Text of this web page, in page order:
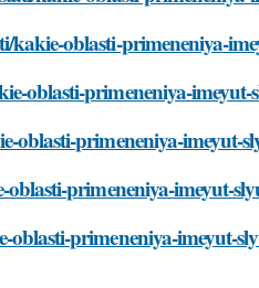
kakie-oblasti-primeneniya-
oblasti-primeneniya-imeyut-
oblasti-primeneniya-imeyut-
primeneniya-imeyut-
oblasti-primeneniya-imeyut-